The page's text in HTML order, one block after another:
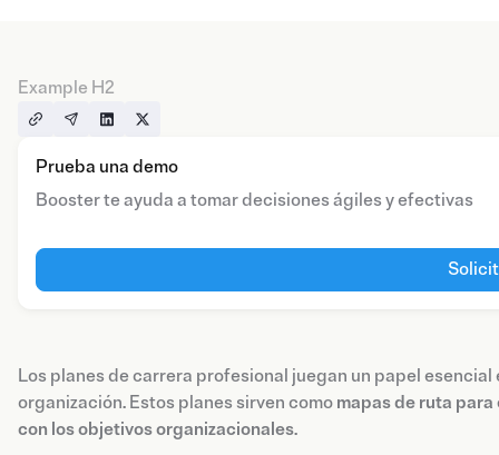
Example H2
Prueba una demo
Booster te ayuda a tomar decisiones ágiles y efectivas
Los planes de carrera profesional juegan un papel
organización. Estos planes sirven como mapas de ruta
con los objetivos organizacionales.